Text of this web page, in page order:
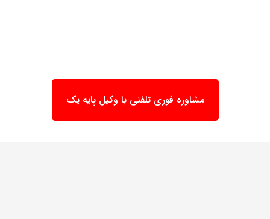
مشاوره فوری تلفنی با وکیل پایه یک